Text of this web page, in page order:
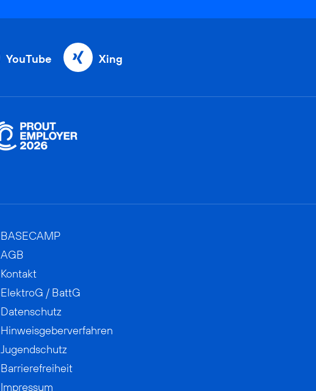
YouTube Xing
BASECAMP
AGB
Kontakt
ElektroG / BattG
Datenschutz
Hinweisgeberverfahren
Jugendschutz
Barrierefreiheit
Impressum